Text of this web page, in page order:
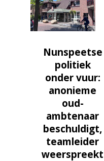
Nunspeetse
politiek
onder vuur:
anonieme
oud-
ambtenaar
beschuldigt,
teamleider
weerspreekt